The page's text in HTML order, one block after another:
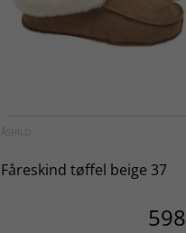
ÅSHILD
Fåreskind tøffel beige 37
598